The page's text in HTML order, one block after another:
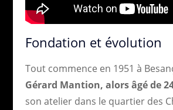
Fondation et évolution
Tout commence en 1951 à
Gérard Mantion, alors âgé de
son atelier dans le quartier des